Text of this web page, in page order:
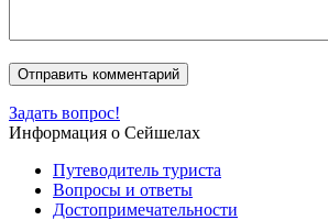
Задать вопрос!
Информация о Сейшелах
Путеводитель туриста
Вопросы и ответы
Достопримечательности